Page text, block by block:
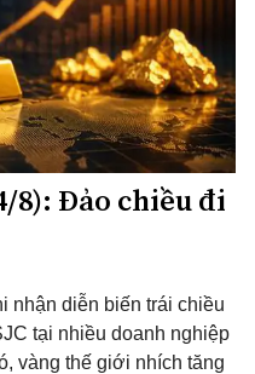
8): Đảo chiều đi
nhận diễn biến trái chiều
tại nhiều doanh nghiệp
vàng thế giới nhích tăng